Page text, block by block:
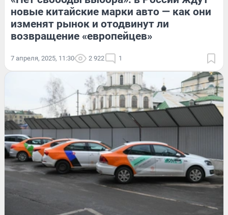
новые китайские марки авто — как они
изменят рынок и отодвинут ли
возвращение «европейцев»
7 апреля, 2025, 11:30 2 922 1